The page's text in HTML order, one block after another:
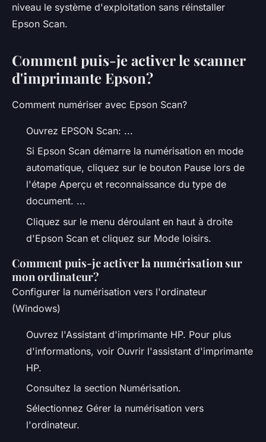
niveau le système d'exploitation sans réinstaller
Epson Scan.
Comment puis-je activer le scanner
d'imprimante Epson?
Comment numériser avec Epson Scan?
Ouvrez EPSON Scan: ...
Si Epson Scan démarre la numérisation en mode
automatique, cliquez sur le bouton Pause lors de
l'étape Aperçu et reconnaissance du type de
document. ...
Cliquez sur le menu déroulant en haut à droite
d'Epson Scan et cliquez sur Mode loisirs.
Comment puis-je activer la numérisation sur
mon ordinateur?
Configurer la numérisation vers l'ordinateur
(Windows)
Ouvrez l'Assistant d'imprimante HP. Pour plus
d'informations, voir Ouvrir l'assistant d'imprimante
HP.
Consultez la section Numérisation.
Sélectionnez Gérer la numérisation vers
l'ordinateur.